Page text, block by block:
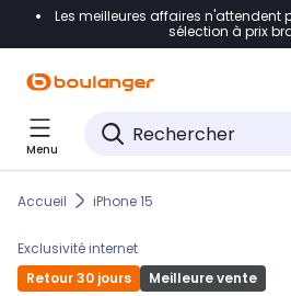
Accéder directement à la
Accéder directement au pied de
Accéder directement au chatbot
Les meilleures affaires n'attendent
sélection à prix
Menu
Accueil iPhone 15
Exclusivité internet
Retour 30 jours
Meilleure vente